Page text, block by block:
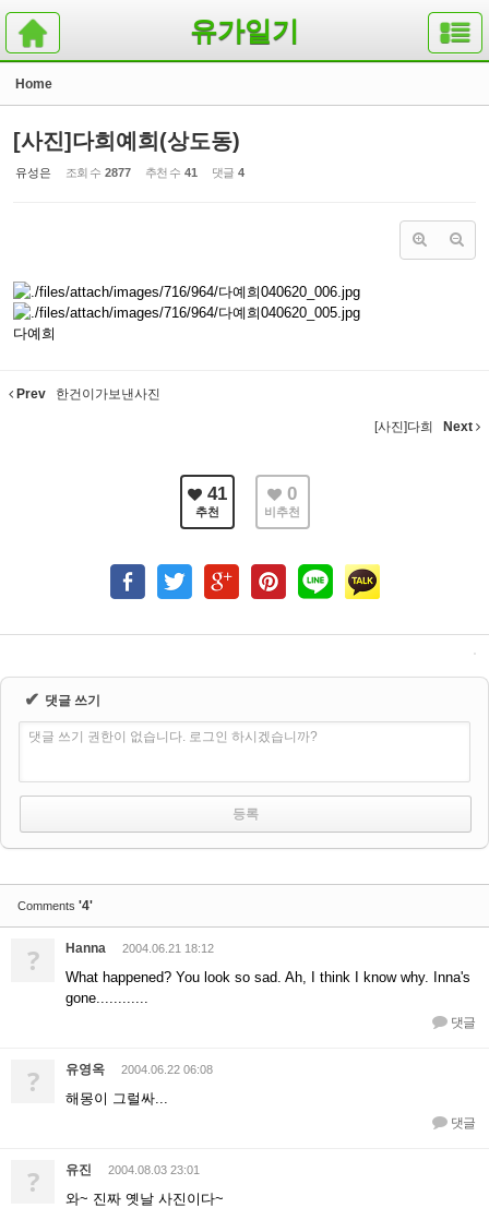
유가일기
Home
[사진]다희예희(상도동)
유성은 조회 수 2877 추천 수 41 댓글 4
다예희
Prev 한건이가보낸사진
[사진]다희 Next
41
추천
0
비추천
✔ 댓글 쓰기
댓글 쓰기 권한이 없습니다. 로그인 하시겠습니까?
Comments '4'
? Hanna 2004.06.21 18:12
What happened? You look so sad. Ah, I think I know why. Inna's
gone............
댓글
? 유영옥 2004.06.22 06:08
해몽이 그럴싸...
댓글
? 유진 2004.08.03 23:01
와~ 진짜 옛날 사진이다~